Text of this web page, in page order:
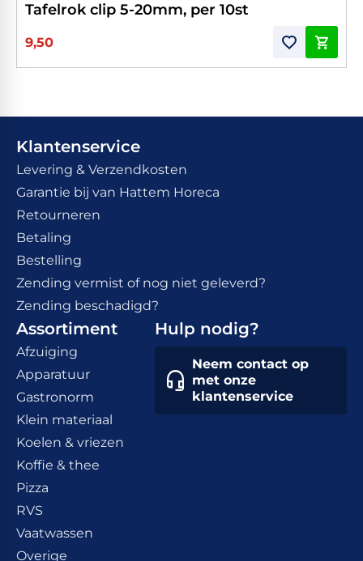
Tafelrok clip 5-20mm, per 10st
9,50
Klantenservice
Levering & Verzendkosten
Garantie bij van Hattem Horeca
Retourneren
Betaling
Bestelling
Zending vermist of nog niet geleverd?
Zending beschadigd?
Assortiment
Afzuiging
Apparatuur
Gastronorm
Klein materiaal
Koelen & vriezen
Koffie & thee
Pizza
RVS
Vaatwassen
Overige
Hulp nodig?
Neem contact op
met onze
klantenservice